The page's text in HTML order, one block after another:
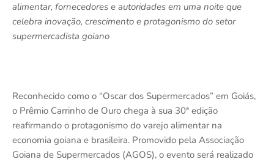
alimentar, fornecedores e autoridades em uma noite que
celebra inovação, crescimento e protagonismo do setor
supermercadista goiano
Reconhecido como o “Oscar dos Supermercados” em Goiás,
o Prêmio Carrinho de Ouro chega à sua 30ª edição
reafirmando o protagonismo do varejo alimentar na
economia goiana e brasileira. Promovido pela Associação
Goiana de Supermercados (AGOS), o evento será realizado